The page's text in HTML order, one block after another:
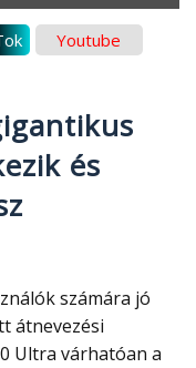
Youtube
és
számára jó
átnevezési
Ultra várhatóan a